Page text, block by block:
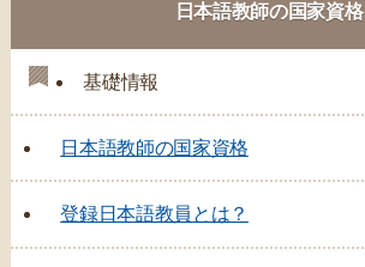
日本語教師の国家資格
基礎情報
日本語教師の国家資格
登録日本語教員とは？